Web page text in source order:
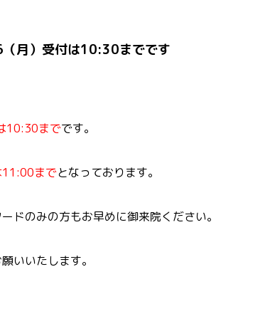
月）受付は10:30までです
10:30までです。
11:00までとなっております。
ドのみの方もお早めに御来院ください。
いいたします。